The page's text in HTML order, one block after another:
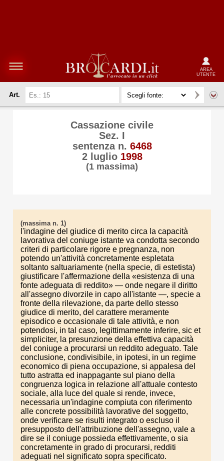
AREA
UTENTE
Art.
Cassazione civile
Sez. I
sentenza n. 6468
2 luglio 1998
(1 massima)
(massima n. 1)
l'indagine del giudice di merito circa la capacità
lavorativa del coniuge istante va condotta secondo
criteri di particolare rigore e pregnanza, non
potendo un'attività concretamente espletata
soltanto saltuariamente (nella specie, di estetista)
giustificare l'affermazione della «esistenza di una
fonte adeguata di reddito» — onde negare il diritto
all'assegno divorzile in capo all'istante —, specie a
fronte della rilevazione, da parte dello stesso
giudice di merito, del carattere meramente
episodico e occasionale di tale attività, e non
potendosi, in tal caso, legittimamente inferire, sic et
simpliciter, la presunzione della effettiva capacità
del coniuge a procurarsi un reddito adeguato. Tale
conclusione, condivisibile, in ipotesi, in un regime
economico di piena occupazione, si appalesa del
tutto astratta ed inappagante sul piano della
congruenza logica in relazione all'attuale contesto
sociale, alla luce del quale si rende, invece,
necessaria un'indagine compiuta con riferimento
alle concrete possibilità lavorative del soggetto,
onde verificare se risulti integrato o escluso il
presupposto dell'attribuzione dell'assegno, vale a
dire se il coniuge possieda effettivamente, o sia
concretamente in grado di procurarsi, redditi
adeguati nel significato sopra specificato.